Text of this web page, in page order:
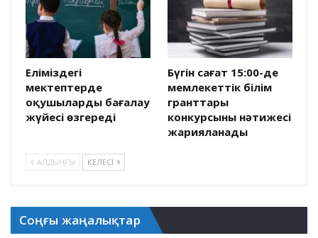
Еліміздегі
мектептерде
оқушыларды бағалау
жүйесі өзгереді
Бүгін сағат 15:00-де
мемлекеттік білім
гранттары
конкурсының нәтижесі
жарияланады
АЛДЫҢҒЫ КЕЛЕСІ
Соңғы жаңалықтар